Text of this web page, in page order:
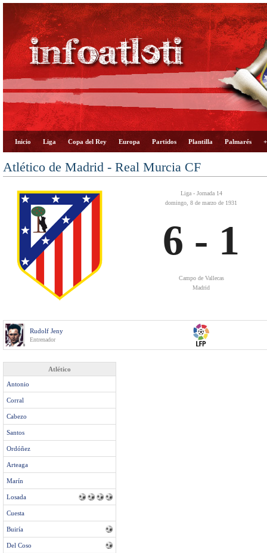
Inicio Liga Copa del Rey Europa Partidos Plantilla Palmarés
Atlético de Madrid - Real Murcia CF
Liga - Jornada 14
domingo, 8 de marzo de 1931
6 - 1
Campo de Vallecas
Madrid
Rudolf Jeny
Entrenador
Atlético
Antonio
Corral
Cabezo
Santos
Ordóñez
Arteaga
Marín
Losada
Cuesta
Buiría
Del Coso